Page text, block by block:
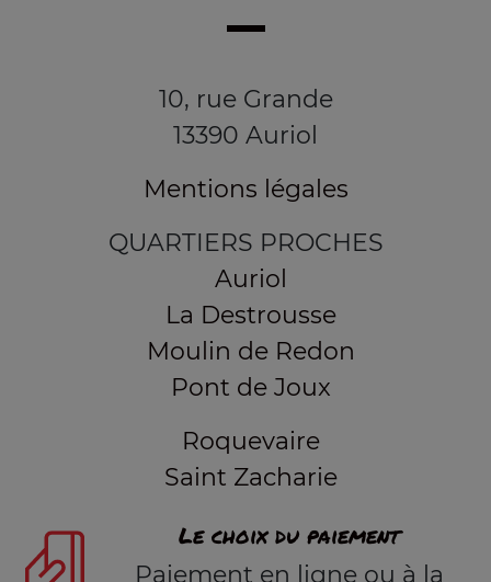
10, rue Grande
13390 Auriol
Mentions légales
QUARTIERS PROCHES
Auriol
La Destrousse
Moulin de Redon
Pont de Joux
Roquevaire
Saint Zacharie
Le choix du paiement
Paiement en ligne ou à la